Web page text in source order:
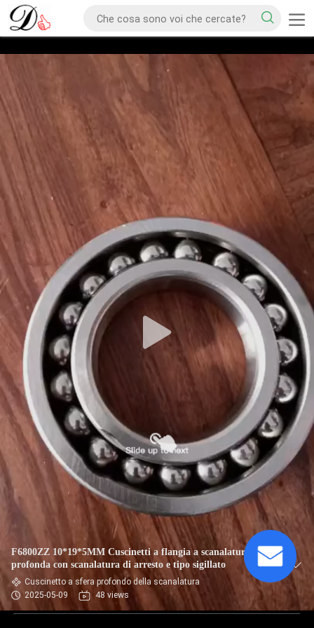
F6800ZZ 10*19*5MM Cuscinetti a flangia a scanalatura
profonda con scanalatura di arresto e tipo sigillato
Cuscinetto a sfera profondo della scanalatura
2025-05-09
48 views